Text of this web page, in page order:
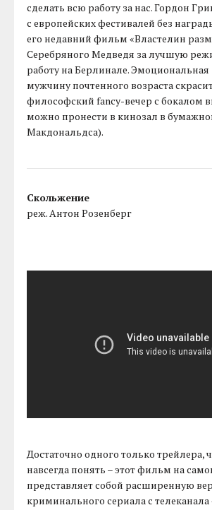
сделать всю работу за нас. Гордон
с европейских фестивалей без
его недавний фильм «Властелин
Серебряного Медведя за лучшую
работу на Берлинале.
мужчину почтенного возраста
философский fancy-вечер с бокалом
можно пронести в кинозал в
Макдональдса).
Скольжение
реж. Антон Розенберг
Достаточно одного только трейлера,
навсегда понять – этот фильм на
представляет собой расширенную
криминального сериала с телеканала